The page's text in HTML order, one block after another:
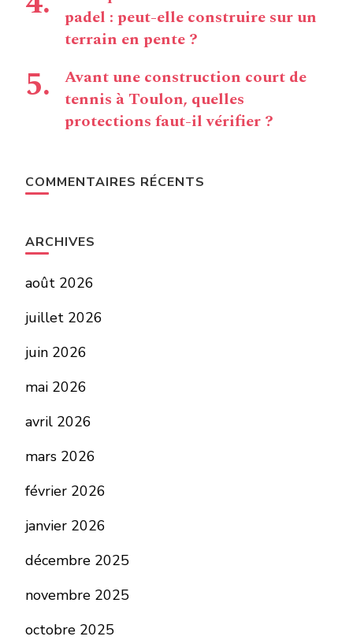
padel : peut-elle construire sur un
terrain en pente ?
Avant une construction court de
tennis à Toulon, quelles
protections faut-il vérifier ?
COMMENTAIRES RÉCENTS
ARCHIVES
août 2026
juillet 2026
juin 2026
mai 2026
avril 2026
mars 2026
février 2026
janvier 2026
décembre 2025
novembre 2025
octobre 2025